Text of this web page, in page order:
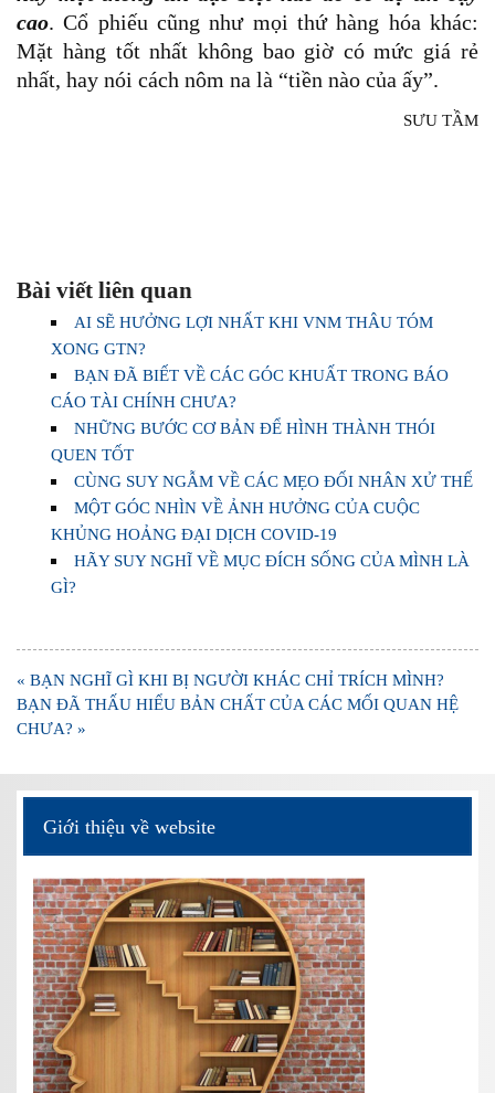
cao. Cổ phiếu cũng như mọi thứ hàng hóa khác:
Mặt hàng tốt nhất không bao giờ có mức giá rẻ
nhất, hay nói cách nôm na là “tiền nào của ấy”.
SƯU TẦM
Bài viết liên quan
AI SẼ HƯỞNG LỢI NHẤT KHI VNM THÂU TÓM
XONG GTN?
BẠN ĐÃ BIẾT VỀ CÁC GÓC KHUẤT TRONG BÁO
CÁO TÀI CHÍNH CHƯA?
NHỮNG BƯỚC CƠ BẢN ĐỂ HÌNH THÀNH THÓI
QUEN TỐT
CÙNG SUY NGẪM VỀ CÁC MẸO ĐỐI NHÂN XỬ THẾ
MỘT GÓC NHÌN VỀ ẢNH HƯỞNG CỦA CUỘC
KHỦNG HOẢNG ĐẠI DỊCH COVID-19
HÃY SUY NGHĨ VỀ MỤC ĐÍCH SỐNG CỦA MÌNH LÀ
GÌ?
Điều
hướng
bài
« BẠN NGHĨ GÌ KHI BỊ NGƯỜI KHÁC CHỈ TRÍCH MÌNH?
BẠN ĐÃ THẤU HIỂU BẢN CHẤT CỦA CÁC MỐI QUAN HỆ
CHƯA? »
Giới thiệu về website